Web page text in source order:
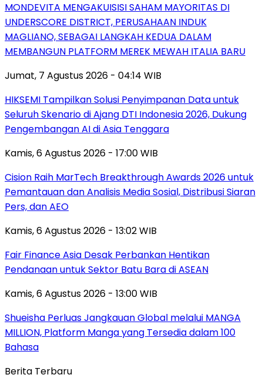
MONDEVITA MENGAKUISISI SAHAM MAYORITAS DI
UNDERSCORE DISTRICT, PERUSAHAAN INDUK
MAGLIANO, SEBAGAI LANGKAH KEDUA DALAM
MEMBANGUN PLATFORM MEREK MEWAH ITALIA BARU
Jumat, 7 Agustus 2026 - 04:14 WIB
HIKSEMI Tampilkan Solusi Penyimpanan Data untuk
Seluruh Skenario di Ajang DTI Indonesia 2026, Dukung
Pengembangan AI di Asia Tenggara
Kamis, 6 Agustus 2026 - 17:00 WIB
Cision Raih MarTech Breakthrough Awards 2026 untuk
Pemantauan dan Analisis Media Sosial, Distribusi Siaran
Pers, dan AEO
Kamis, 6 Agustus 2026 - 13:02 WIB
Fair Finance Asia Desak Perbankan Hentikan
Pendanaan untuk Sektor Batu Bara di ASEAN
Kamis, 6 Agustus 2026 - 13:00 WIB
Shueisha Perluas Jangkauan Global melalui MANGA
MILLION, Platform Manga yang Tersedia dalam 100
Bahasa
Berita Terbaru